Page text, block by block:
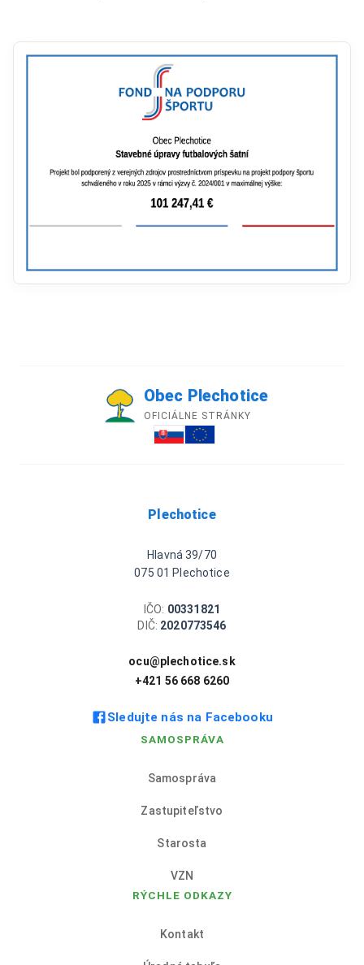
Obec Plechotice
OFICIÁLNE STRÁNKY
Plechotice
Hlavná 39/70
075 01 Plechotice
IČO: 00331821
DIČ: 2020773546
ocu@plechotice.sk
+421 56 668 6260
Sledujte nás na Facebooku
SAMOSPRÁVA
Samospráva
Zastupiteľstvo
Starosta
VZN
RÝCHLE ODKAZY
Kontakt